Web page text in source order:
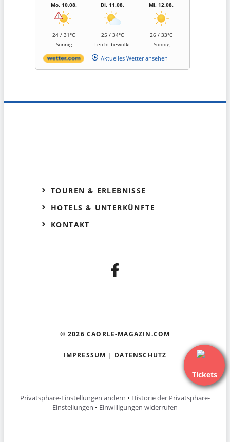
Mo, 10.08.
24 / 31°C
Sonnig
Di, 11.08.
25 / 34°C
Leicht bewölkt
Mi, 12.08.
26 / 33°C
Sonnig
Aktuelles Wetter ansehen
Tickets
TOUREN & ERLEBNISSE
HOTELS & UNTERKÜNFTE
KONTAKT
© 2026 CAORLE-MAGAZIN.COM
IMPRESSUM | DATENSCHUTZ
Privatsphäre-Einstellungen ändern • Historie der Privatsphäre-
Einstellungen • Einwilligungen widerrufen